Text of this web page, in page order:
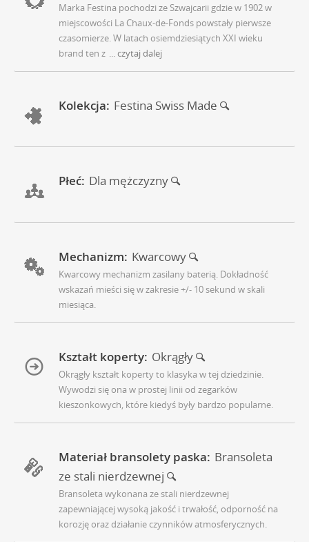
Marka Festina pochodzi ze Szwajcarii gdzie w 1902 w
miejscowości La Chaux-de-Fonds powstały pierwsze
czasomierze. W latach osiemdziesiątych XXI wieku
brand ten z ... czytaj dalej
Kolekcja: Festina Swiss Made
Płeć: Dla mężczyzny
Mechanizm: Kwarcowy
Kwarcowy mechanizm zasilany baterią. Dokładność
wskazań mieści się w zakresie +/- 10 sekund w skali
miesiąca.
Kształt koperty: Okrągły
Okrągły kształt koperty to klasyka w tej dziedzinie.
Wywodzi się ona w prostej linii od zegarków
kieszonkowych, które kiedyś były bardzo popularne.
Materiał bransolety paska: Bransoleta
ze stali nierdzewnej
Bransoleta wykonana ze stali nierdzewnej
zapewniającej wysoką jakość i trwałość, odporność na
korozję oraz działanie czynników atmosferycznych.